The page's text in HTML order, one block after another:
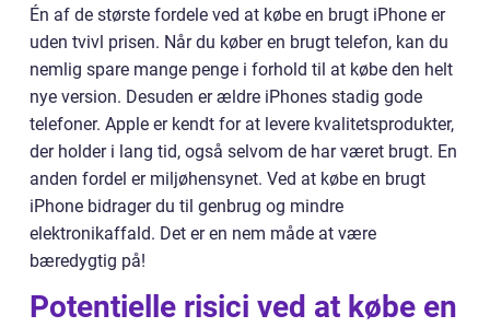
Én af de største fordele ved at købe en brugt iPhone er
uden tvivl prisen. Når du køber en brugt telefon, kan du
nemlig spare mange penge i forhold til at købe den helt
nye version. Desuden er ældre iPhones stadig gode
telefoner. Apple er kendt for at levere kvalitetsprodukter,
der holder i lang tid, også selvom de har været brugt. En
anden fordel er miljøhensynet. Ved at købe en brugt
iPhone bidrager du til genbrug og mindre
elektronikaffald. Det er en nem måde at være
bæredygtig på!
Potentielle risici ved at købe en